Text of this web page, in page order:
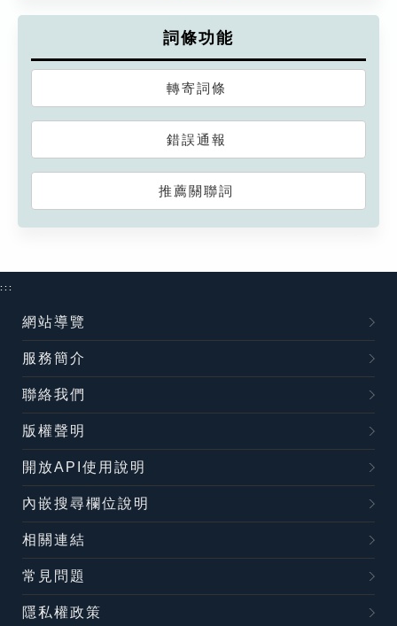
詞條功能
轉寄詞條
錯誤通報
推薦關聯詞
:::
網站導覽
服務簡介
聯絡我們
版權聲明
開放API使用說明
內嵌搜尋欄位說明
相關連結
常見問題
隱私權政策